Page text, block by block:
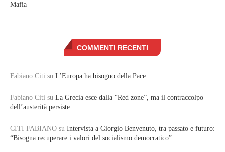
Mafia
COMMENTI RECENTI
Fabiano Citi su L’Europa ha bisogno della Pace
Fabiano Citi su La Grecia esce dalla “Red zone”, ma il contraccolpo
dell’austerità persiste
CITI FABIANO su Intervista a Giorgio Benvenuto, tra passato e futuro:
“Bisogna recuperare i valori del socialismo democratico”